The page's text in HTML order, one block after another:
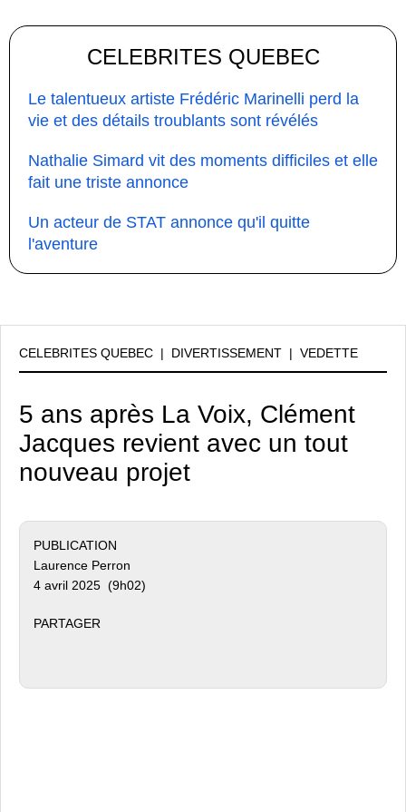
CELEBRITES QUEBEC
Le talentueux artiste Frédéric Marinelli perd la
vie et des détails troublants sont révélés
Nathalie Simard vit des moments difficiles et elle
fait une triste annonce
Un acteur de STAT annonce qu'il quitte
l'aventure
CELEBRITES QUEBEC | DIVERTISSEMENT | VEDETTE
5 ans après La Voix, Clément
Jacques revient avec un tout
nouveau projet
PUBLICATION
Laurence Perron
4 avril 2025 (9h02)
PARTAGER